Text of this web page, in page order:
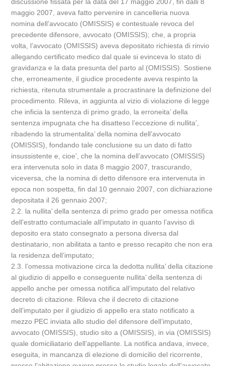
maggio 2007, aveva fatto pervenire in cancelleria nuova
nomina dell’avvocato (OMISSIS) e contestuale revoca del
precedente difensore, avvocato (OMISSIS); che, a propria
volta, l’avvocato (OMISSIS) aveva depositato richiesta di rinvio
allegando certificato medico dal quale si evinceva lo stato di
gravidanza e la data presunta del parto al (OMISSIS). Sostiene
che, erroneamente, il giudice procedente aveva respinto la
richiesta, ritenuta strumentale a procrastinare la definizione del
procedimento. Rileva, in aggiunta al vizio di violazione di legge
che inficia la sentenza di primo grado, la erroneita’ della
sentenza impugnata che ha disatteso l’eccezione di nullita’,
ribadendo la strumentalita’ della nomina dell’avvocato
(OMISSIS), fondando tale conclusione su un dato di fatto
insussistente e, cioe’, che la nomina dell’avvocato (OMISSIS)
era intervenuta solo in data 8 maggio 2007, trascurando,
viceversa, che la nomina di detto difensore era intervenuta in
epoca non sospetta, fin dal 10 gennaio 2007, con dichiarazione
depositata il 26 gennaio 2007;
2.2. la nullita’ della sentenza di primo grado per omessa notifica
dell’estratto contumaciale all’imputato in quanto l’avviso di
deposito era stato consegnato a persona diversa dal
destinatario, non abilitata a tanto e presso recapito che non era
la residenza dell’imputato;
2.3. l’omessa motivazione circa la dedotta nullita’ della citazione
al giudizio di appello e conseguente nullita’ della sentenza di
appello anche per omessa notifica all’imputato del relativo
decreto di citazione. Rileva che il decreto di citazione
dell’imputato per il giudizio di appello era stato notificato a
mezzo PEC inviata allo studio del difensore dell’imputato,
avvocato (OMISSIS), studio sito a (OMISSIS), in via (OMISSIS)
quale domiciliatario dell’appellante. La notifica andava, invece,
eseguita, in mancanza di elezione di domicilio del ricorrente,